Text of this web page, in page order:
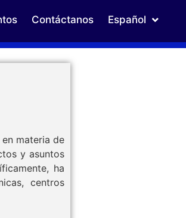
Contáctanos Español
materia de
y asuntos
ha
centros